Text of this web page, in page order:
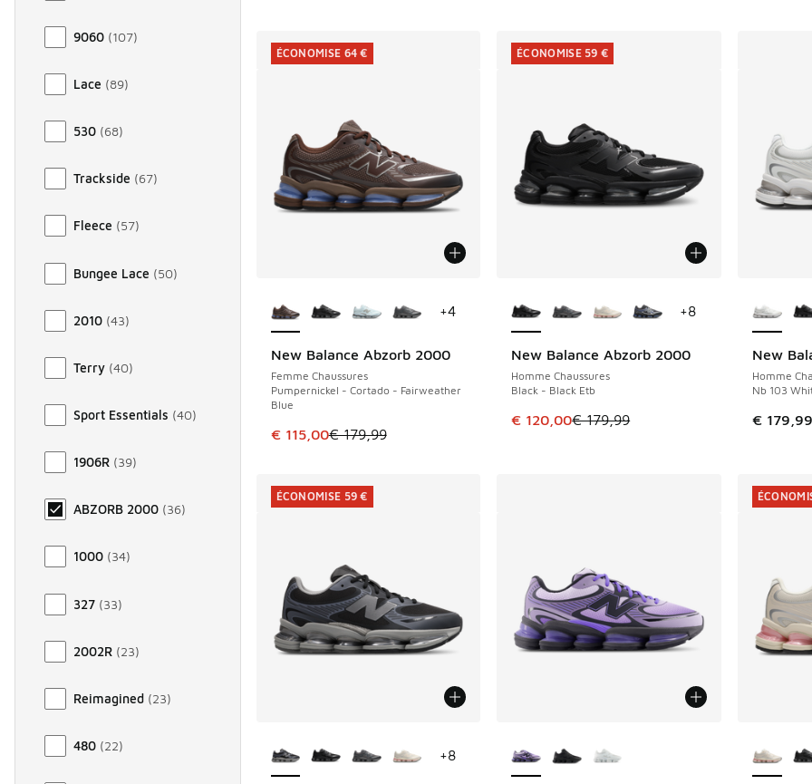
9060 (107)
Lace (89)
530 (68)
Trackside (67)
Fleece (57)
Bungee Lace (50)
2010 (43)
Terry (40)
Sport Essentials (40)
1906R (39)
ABZORB 2000 (36)
1000 (34)
327 (33)
2002R (23)
Reimagined (23)
480 (22)
New Balance Abzorb 2000
Femme Chaussures
Pumpernickel - Cortado - Fairweather
Blue
Cet article est en promotion. Prix en baisse de € 179,99 à € 115,00
€ 115,00€ 179,99
ÉCONOMISE 64 €
+4
ÉCONOMISE 64 €
New Balance Abzorb 2000
Homme Chaussures
Black - Black Etb
Cet article est en promotion. Prix en baisse
€ 120,00€ 179,99
ÉCONOMISE 59 €
+8
ÉCONOMISE 59 €
New
Homme
Nb 103
€ 179,99
+8
ÉCONOMISE 59 €